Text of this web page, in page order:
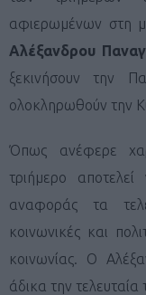
αφιερωμένων στη
Αλέξανδρου
ξεκινήσουν την
ολοκληρωθούν την
Όπως ανέφερε
τριήμερο
αναφοράς τα
κοινωνικές και
κοινωνίας. Ο
άδικα την